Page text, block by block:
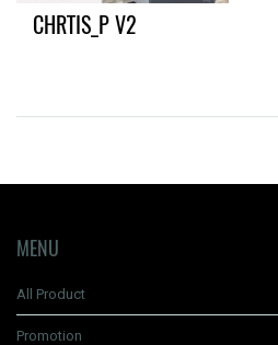
CHRTIS_P V2
MENU
All Product
Promotion